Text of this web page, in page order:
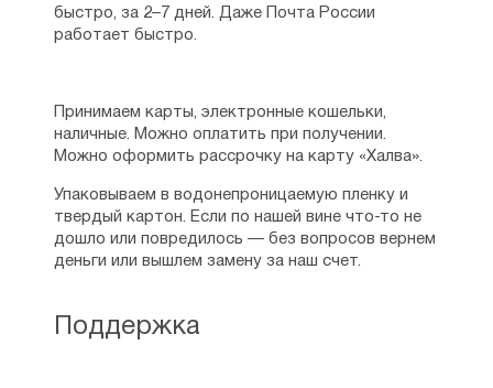
участия в церковной жизни, считающим,
что «Бога в душе» достаточно, чтобы
чтобы вести нас за собой, и столько же
так называемых приёмов, которые
отдаляют нас от Христа, приводится
в книге отца Николая Булгакова.
См. также:
1380 полезнейших советов
батюшки своим прихожанам
Как жить по
воле Божией. Биографический очерк
Поддержка
быстро, за 2–7 дней. Даже Почта России
работает быстро.
Принимаем карты, электронные кошельки,
наличные. Можно оплатить при получении.
Можно оформить рассрочку на карту «Халва».
Упаковываем в водонепроницаемую пленку и
твердый картон. Если по нашей вине что-то не
дошло или повредилось — без вопросов вернем
деньги или вышлем замену за наш счет.